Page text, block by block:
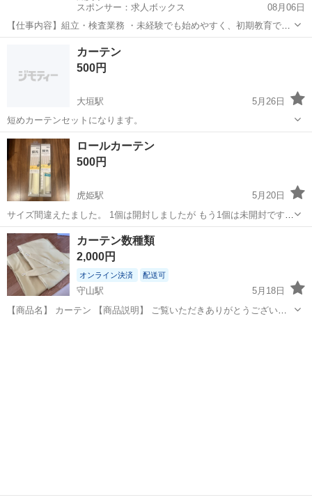
スポンサー：求人ボックス
08月06日
【仕事内容】組立・検査業務 ・未経験でも始めやすく、初期教育でし
っかりサポートします。 ・重量物の取り扱いはありません。空調完備
で快適な職場です。 ・シェーバーのヘッド部分の組立や検査、ピッキ
ング、梱包を担当します。 ・部品をセッ...
カーテン
500円
大垣駅
5月26日
短めカーテンセットになります。
滋賀 彦根市 大垣駅 カーテン、ブラインド
ロールカーテン
500円
虎姫駅
5月20日
サイズ間違えたました。 1個は開封しましたが もう1個は未開封です。
30×180
滋賀 長浜市 カーテン、ブラインド
ロールカーテン
カーテン数種類
2,000円
オンライン決済 配送可
守山駅
5月18日
【商品名】 カーテン 【商品説明】 ご覧いただきありがとうございま